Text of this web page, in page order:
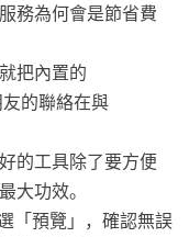
務為何會是節省費
把內置的
的聯絡在與
的工具除了要方便
大功效。
「預覽」，確認無誤